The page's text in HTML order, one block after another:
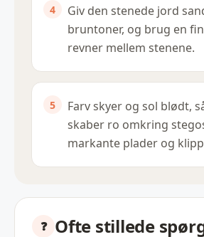
Giv den stenede jord
bruntoner, og brug en
revner mellem stenene.
Farv skyer og sol blødt,
skaber ro omkring
markante plader og
Ofte stillede